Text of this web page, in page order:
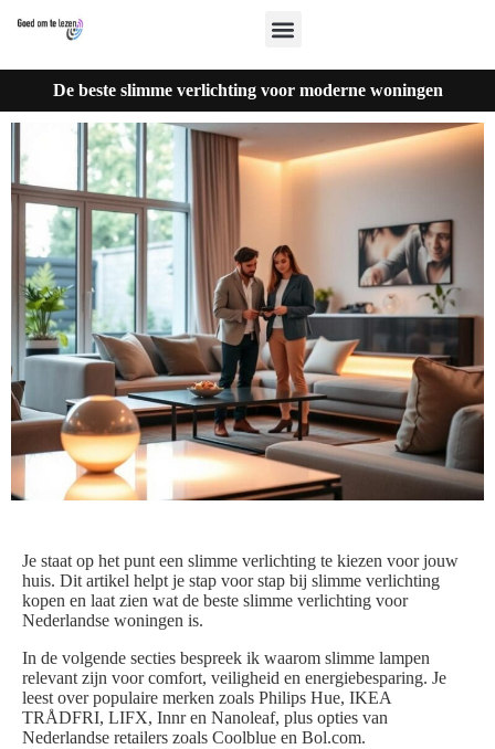
De beste slimme verlichting voor moderne woningen
Je staat op het punt een slimme verlichting te kiezen voor jouw
huis. Dit artikel helpt je stap voor stap bij slimme verlichting
kopen en laat zien wat de beste slimme verlichting voor
Nederlandse woningen is.
In de volgende secties bespreek ik waarom slimme lampen
relevant zijn voor comfort, veiligheid en energiebesparing. Je
leest over populaire merken zoals Philips Hue, IKEA
TRÅDFRI, LIFX, Innr en Nanoleaf, plus opties van
Nederlandse retailers zoals Coolblue en Bol.com.